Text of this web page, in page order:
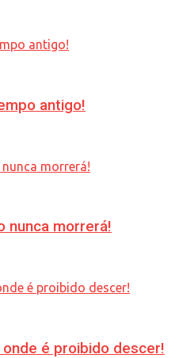
antigo!
nunca morrerá!
é proibido descer!